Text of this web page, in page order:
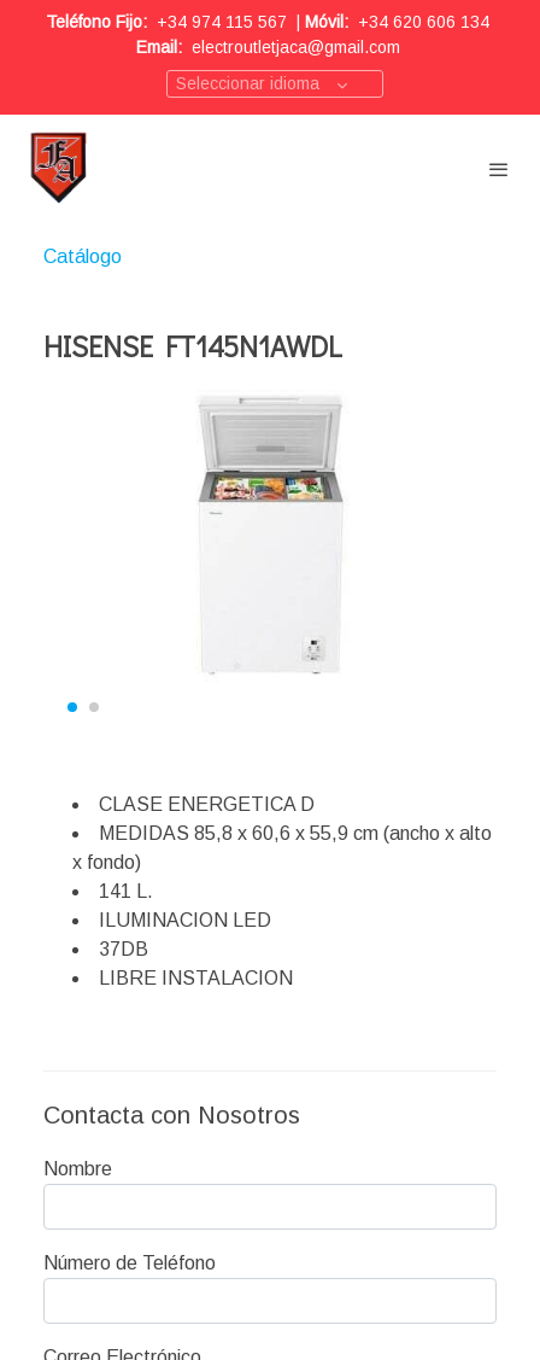
Teléfono Fijo: +34 974 115 567 Móvil: +34 620 606 134
Email: electroutletjaca@gmail.com
Seleccionar idioma
Catálogo
HISENSE FT145N1AWDL
CLASE ENERGETICA D
MEDIDAS 85,8 x 60,6 x 55,9 cm (ancho x alto
x fondo)
141 L.
ILUMINACION LED
37DB
LIBRE INSTALACION
Contacta con Nosotros
Nombre
Número de Teléfono